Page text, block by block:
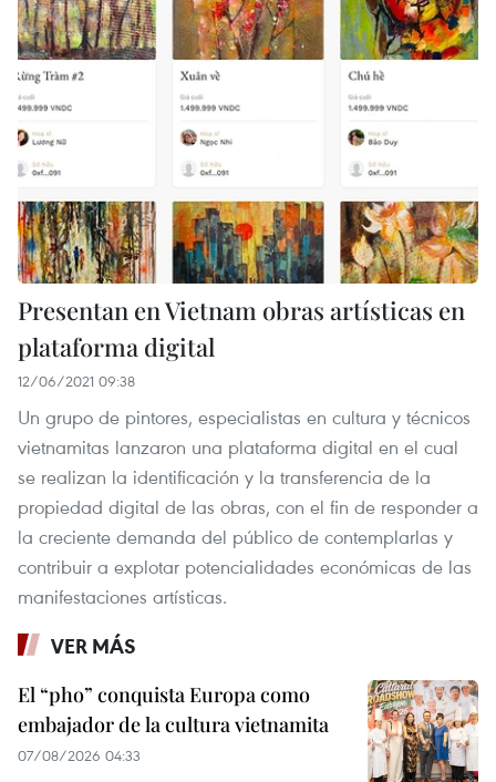
Presentan en Vietnam obras artísticas en
plataforma digital
12/06/2021 09:38
Un grupo de pintores, especialistas en cultura y técnicos
vietnamitas lanzaron una plataforma digital en el cual
se realizan la identificación y la transferencia de la
propiedad digital de las obras, con el fin de responder a
la creciente demanda del público de contemplarlas y
contribuir a explotar potencialidades económicas de las
manifestaciones artísticas.
VER MÁS
El “pho” conquista Europa como
embajador de la cultura vietnamita
07/08/2026 04:33